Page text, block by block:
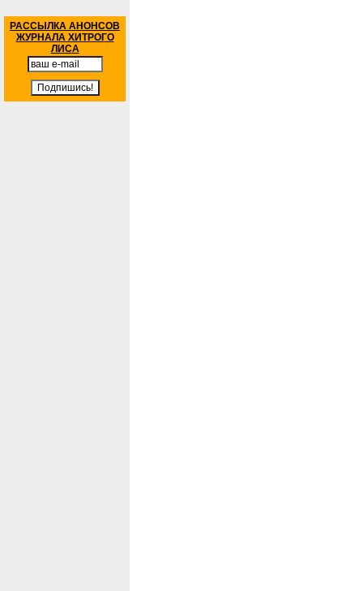
РАССЫЛКА АНОНСОВ
ЖУРНАЛА ХИТРОГО
ЛИСА